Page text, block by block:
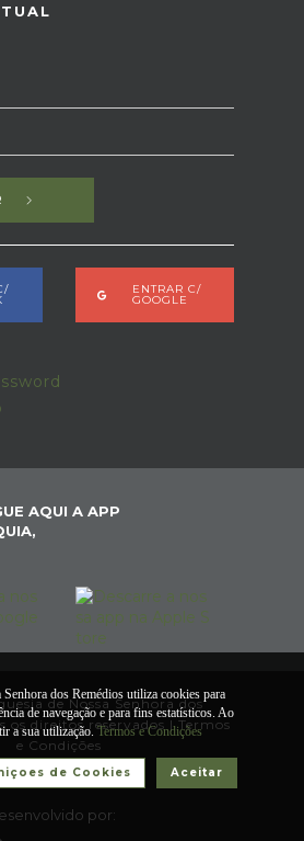
ENTRAR C/
GOOGLE
AQUI A APP
de Nossa Senhora dos
os direitos reservados |Termos
e Condições
por:
dos Remédios utiliza cookies para
de navegação e para fins estatísticos. Ao
a sua utilização.Termos e Condições
Aceitar
de Cookies